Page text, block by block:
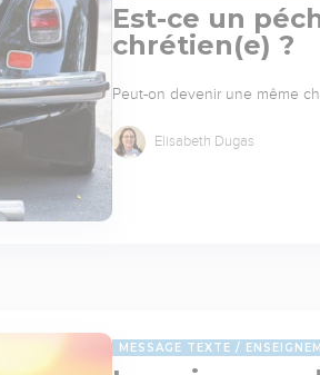
Est-ce un
chrétien(e) ?
Peut-on devenir une même
Elisabeth Dugas
MESSAGE TEXTE